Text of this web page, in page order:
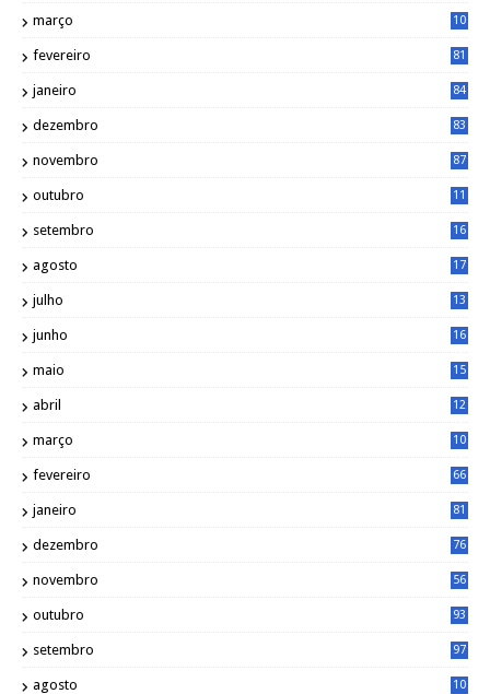
março
10
fevereiro 81
janeiro 84
dezembro 83
novembro 87
outubro
11
setembro
16
agosto
17
julho
13
junho
16
maio
15
abril
12
março
10
fevereiro 66
janeiro 81
dezembro 76
novembro 56
outubro 93
setembro 97
agosto
10